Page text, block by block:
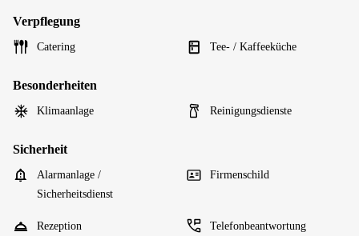
Verpflegung
Catering Tee- / Kaffeeküche
Besonderheiten
Klimaanlage Reinigungsdienste
Sicherheit
Alarmanlage /
Sicherheitsdienst
Firmenschild
Rezeption Telefonbeantwortung